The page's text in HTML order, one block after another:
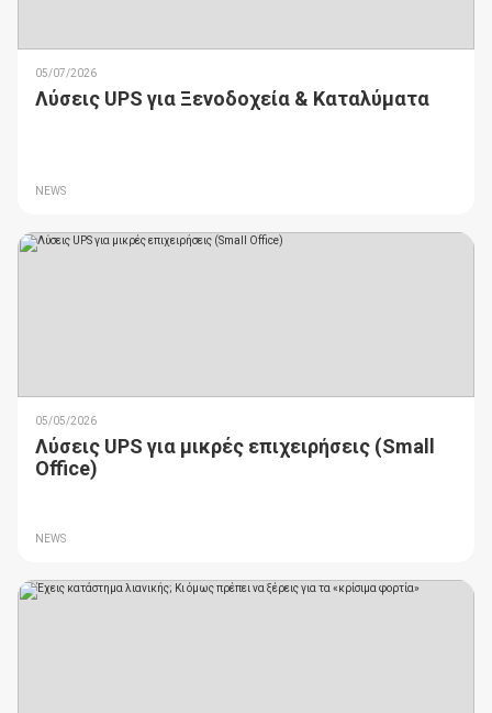
05/07/2026
Λύσεις UPS για Ξενοδοχεία & Καταλύματα
NEWS
05/05/2026
Λύσεις UPS για μικρές επιχειρήσεις (Small
Office)
NEWS